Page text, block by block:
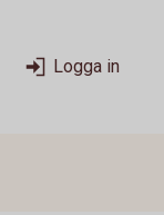
Logga in